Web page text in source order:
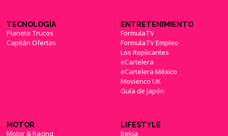
TECNOLOGÍA
Planeta Trucos
Capitán Ofertas
ENTRETENIMIENTO
FormulaTV
FormulaTV Empleo
Los Replicantes
eCartelera
eCartelera México
Movienco UK
Guía de Japón
MOTOR
Motor & Racing
LIFESTYLE
Bekia